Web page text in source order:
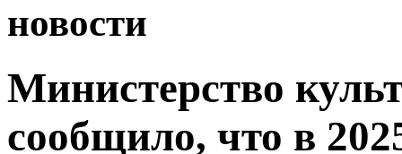
новости
Министерство
сообщило, что в